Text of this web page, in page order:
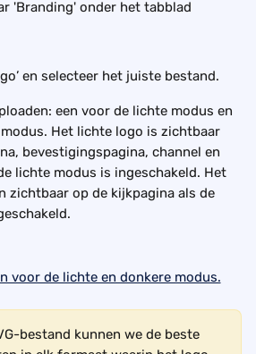
'Branding' onder het tabblad
en selecteer het juiste bestand.
een voor de lichte modus en
Het lichte logo is zichtbaar
bevestigingspagina, channel en
lichte modus is ingeschakeld. Het
zichtbaar op de kijkpagina als de
bestand kunnen we de beste